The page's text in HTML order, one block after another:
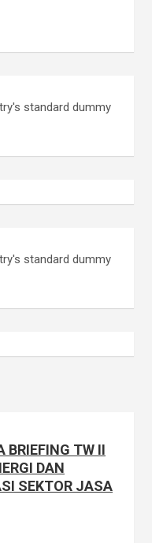
standard dummy
standard dummy
BRIEFING TW II
DAN
SEKTOR JASA